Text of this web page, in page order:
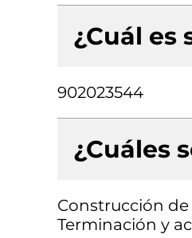
¿Cuál es
902023544
¿Cuáles
Construcción
Terminación y